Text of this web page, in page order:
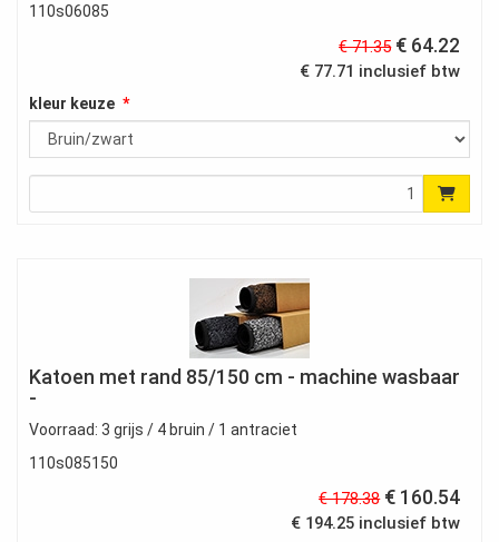
110s06085
€ 71.35€ 64.22
€ 77.71 inclusief btw
kleur keuze
Katoen met rand 85/150 cm - machine wasbaar
-
Voorraad: 3 grijs / 4 bruin / 1 antraciet
110s085150
€ 178.38€ 160.54
€ 194.25 inclusief btw